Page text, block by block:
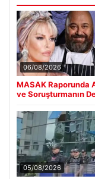
06/08/2026
MASAK Raporunda
ve Soruşturmanın
05/08/2026